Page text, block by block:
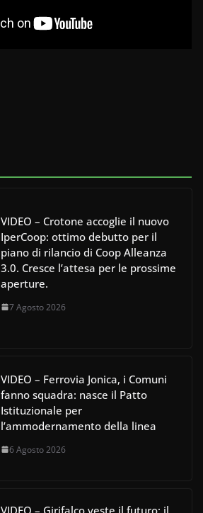
VIDEO – Crotone accoglie il nuovo
IperCoop: ottimo debutto per il
piano di rilancio di Coop Alleanza
3.0. Cresce l’attesa per le prossime
aperture.
7 Agosto 2026
VIDEO – Ferrovia Jonica, i Comuni
fanno squadra: nasce il Patto
Istituzionale per
l’ammodernamento della linea
6 Agosto 2026